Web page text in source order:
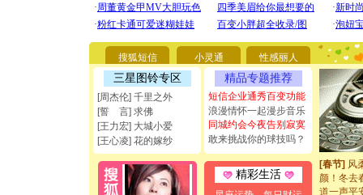
搜狐短信 小灵通 性感丽人
三星图铃专区
[周杰伦] 千里之外
[誓 言] 求佛
[王力宏] 大城小爱
[王心凌] 花的嫁纱
精品专题推荐
短信企业通秀百变功能
浪漫情怀一起漫步音乐
同城约会今夜告别寂寞
敢来挑战你的球技吗？
精彩生活
[圣诞节]
如意,快
断电。爱
你是我专
[元旦]如
起；二是
离。水晶
[元旦]当
泣，这痛
卖了。水
[春节] 风
颜！冬去
道一声平